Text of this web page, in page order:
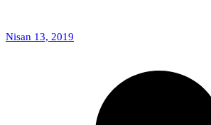
Nisan 13, 2019